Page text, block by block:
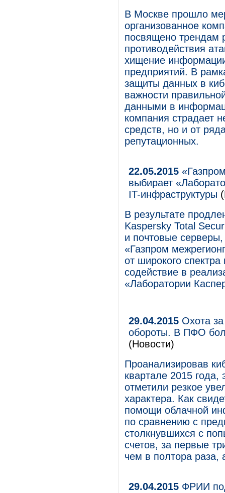
В Москве прошло
организованное
посвящено трендам
противодействия
хищение
предприятий. В
защиты данных в
важности
данными в
компания страдает
средств, но и от
репутационных.
22.05.2015
выбирает
IT-инфраструктуры
В результате
Kaspersky Total
и почтовые
«Газпром
от широкого
содействие в
«Лаборатории
29.04.2015 Охота
обороты. В ПФО
(Новости)
Проанализировав
квартале 2015 года,
отметили резкое
характера. Как
помощи облачной
по сравнению с
столкнувшихся с
счетов, за первые
чем в полтора раза,
29.04.2015 ФРИИ